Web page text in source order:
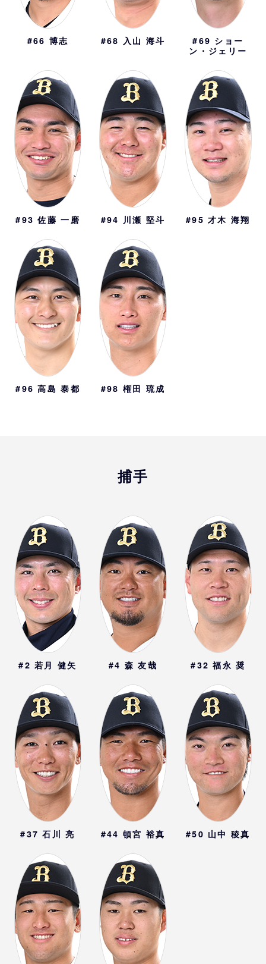
#66 博志 #68 入山 海斗 #69 ショー
ン・ジェリー
#93 佐藤 一磨 #94 川瀬 堅斗 #95 才木 海翔
#96 高島 泰都 #98 権田 琉成
捕手
#2 若月 健矢 #4 森 友哉 #32 福永 奨
#37 石川 亮 #44 頓宮 裕真 #50 山中 稜真